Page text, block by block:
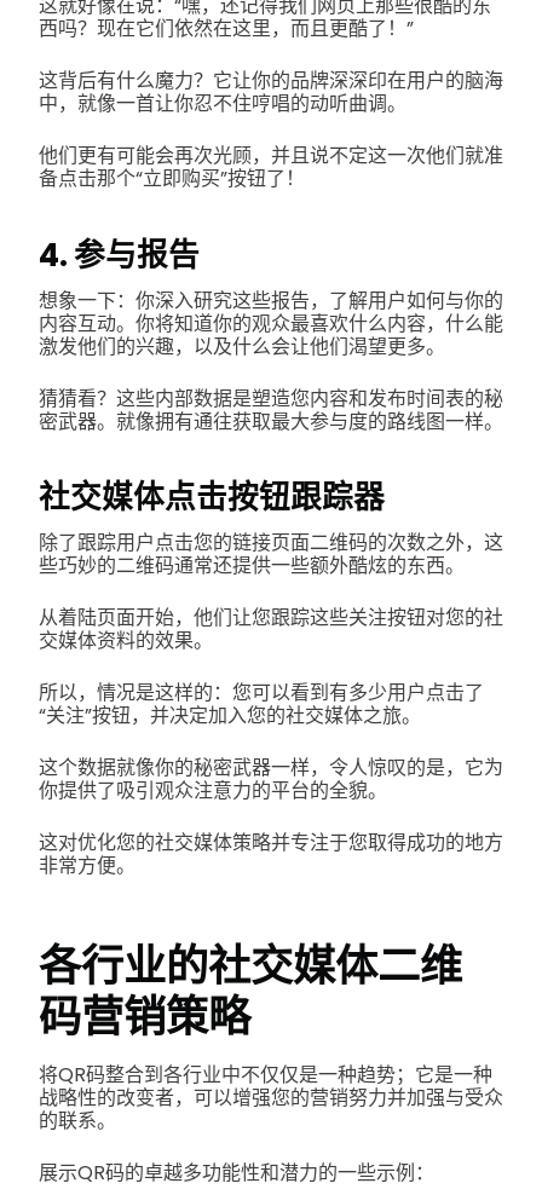
这就好像在说：“嘿，还记得我们网页上那些很酷的东
西吗？现在它们依然在这里，而且更酷了！”
这背后有什么魔力？它让你的品牌深深印在用户的脑海
中，就像一首让你忍不住哼唱的动听曲调。
他们更有可能会再次光顾，并且说不定这一次他们就准
备点击那个“立即购买”按钮了！
4. 参与报告
想象一下：你深入研究这些报告，了解用户如何与你的
内容互动。你将知道你的观众最喜欢什么内容，什么能
激发他们的兴趣，以及什么会让他们渴望更多。
猜猜看？这些内部数据是塑造您内容和发布时间表的秘
密武器。就像拥有通往获取最大参与度的路线图一样。
社交媒体点击按钮跟踪器
除了跟踪用户点击您的链接页面二维码的次数之外，这
些巧妙的二维码通常还提供一些额外酷炫的东西。
从着陆页面开始，他们让您跟踪这些关注按钮对您的社
交媒体资料的效果。
所以，情况是这样的：您可以看到有多少用户点击了
“关注”按钮，并决定加入您的社交媒体之旅。
这个数据就像你的秘密武器一样，令人惊叹的是，它为
你提供了吸引观众注意力的平台的全貌。
这对优化您的社交媒体策略并专注于您取得成功的地方
非常方便。
各行业的社交媒体二维
码营销策略
将QR码整合到各行业中不仅仅是一种趋势；它是一种
战略性的改变者，可以增强您的营销努力并加强与受众
的联系。
展示QR码的卓越多功能性和潜力的一些示例：